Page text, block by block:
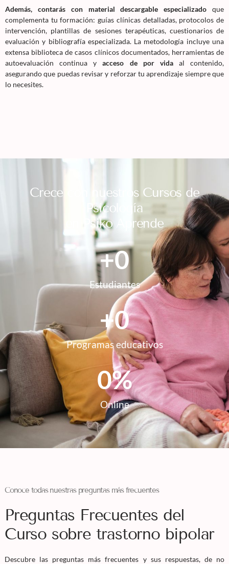
Además, contarás con material descargable especializado que
complementa tu formación: guías clínicas detalladas, protocolos de
intervención, plantillas de sesiones terapéuticas, cuestionarios de
evaluación y bibliografía especializada. La metodología incluye una
extensa biblioteca de casos clínicos documentados, herramientas de
autoevaluación continua yacceso de por vidaal contenido,
asegurando que puedas revisar y reforzar tu aprendizaje siempre que
lo necesites.
Crece con nuestros Cursos de
Psicología
en Psiko Aprende
Estudiantes
+0
Programas educativos
+0
Online
0%
Conoce todas nuestras preguntas más frecuentes
Preguntas Frecuentes del
Curso sobre trastorno bipolar
Descubre las preguntas más frecuentes y sus respuestas, de no